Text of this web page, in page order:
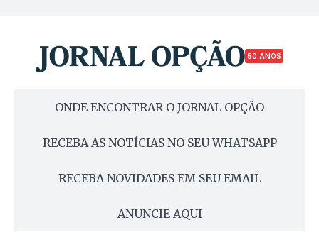
50 ANOS
ONDE ENCONTRAR O JORNAL OPÇÃO
RECEBA AS NOTÍCIAS NO SEU WHATSAPP
RECEBA NOVIDADES EM SEU EMAIL
ANUNCIE AQUI